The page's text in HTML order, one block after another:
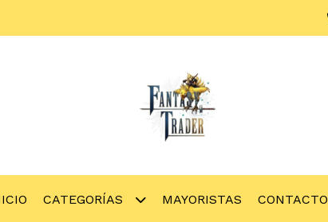
CATEGORÍAS MAYORISTAS CONTACTO